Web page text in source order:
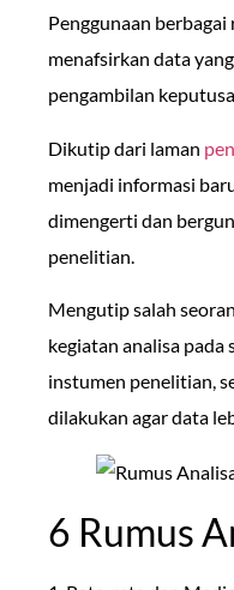
Penggunaan
menafsirkan data
pengambilan
Dikutip dari laman
menjadi informasi
dimengerti dan
penelitian.
Mengutip salah
kegiatan analisa
instumen penelitian,
dilakukan agar data
6 Rumus